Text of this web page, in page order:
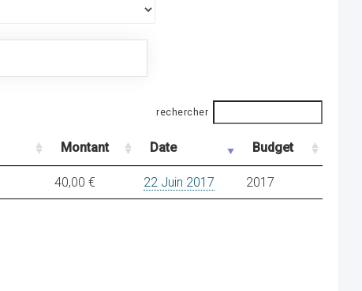
rechercher
Montant Date Budget
40,00 € 22 Juin 2017 2017